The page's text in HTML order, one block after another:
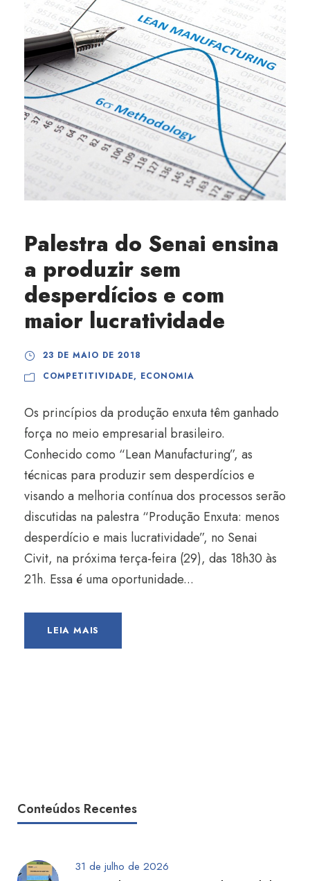
Palestra do Senai ensina
a produzir sem
desperdícios e com
maior lucratividade
23 DE MAIO DE 2018
COMPETITIVIDADE, ECONOMIA
Os princípios da produção enxuta têm ganhado
força no meio empresarial brasileiro.
Conhecido como “Lean Manufacturing”, as
técnicas para produzir sem desperdícios e
visando a melhoria contínua dos processos serão
discutidas na palestra “Produção Enxuta: menos
desperdício e mais lucratividade”, no Senai
Civit, na próxima terça-feira (29), das 18h30 às
21h. Essa é uma oportunidade...
LEIA MAIS
Conteúdos Recentes
31 de julho de 2026